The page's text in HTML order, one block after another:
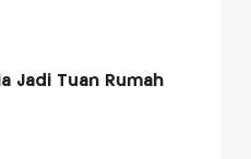
Jadi Tuan Rumah